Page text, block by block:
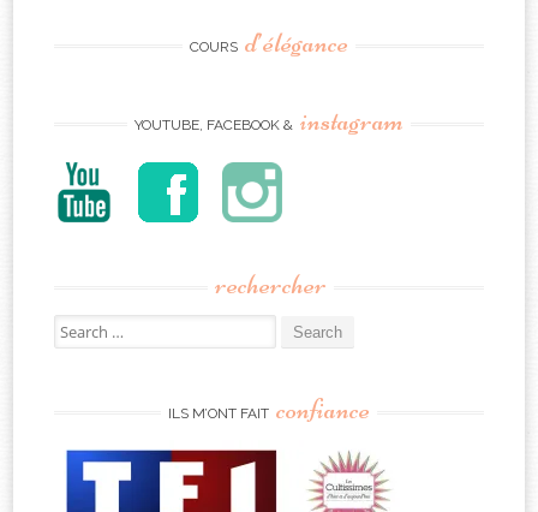
COURS d’élégance
YOUTUBE, FACEBOOK & instagram
rechercher
Search
for:
ILS M’ONT FAIT confiance